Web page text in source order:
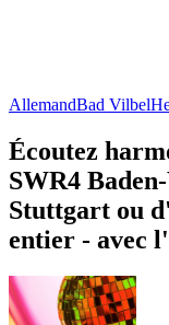
AllemandBad Vilbel
Écoutez
SWR4
Stuttgart ou
entier - avec